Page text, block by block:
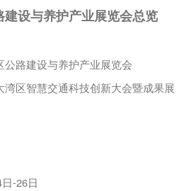
建设与养护产业展览会总览
公路建设与养护产业展览会
湾区智慧交通科技创新大会暨成果展
日-26日